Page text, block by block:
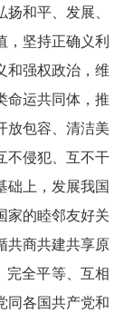
和平、发展、
，坚持正确义利
和强权政治，维
命运共同体，推
放包容、清洁美
不侵犯、互不干
础上，发展我国
家的睦邻友好关
共商共建共享原
完全平等、互相
同各国共产党和